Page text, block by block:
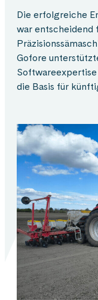
Die erfolgreiche
war entscheidend
Gofore
die Basis für